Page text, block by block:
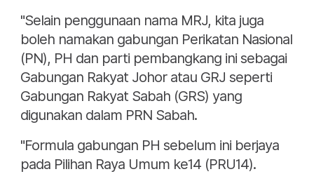
"Selain penggunaan nama MRJ, kita juga
boleh namakan gabungan Perikatan Nasional
(PN), PH dan parti pembangkang ini sebagai
Gabungan Rakyat Johor atau GRJ seperti
Gabungan Rakyat Sabah (GRS) yang
digunakan dalam PRN Sabah.
"Formula gabungan PH sebelum ini berjaya
pada Pilihan Raya Umum ke14 (PRU14).